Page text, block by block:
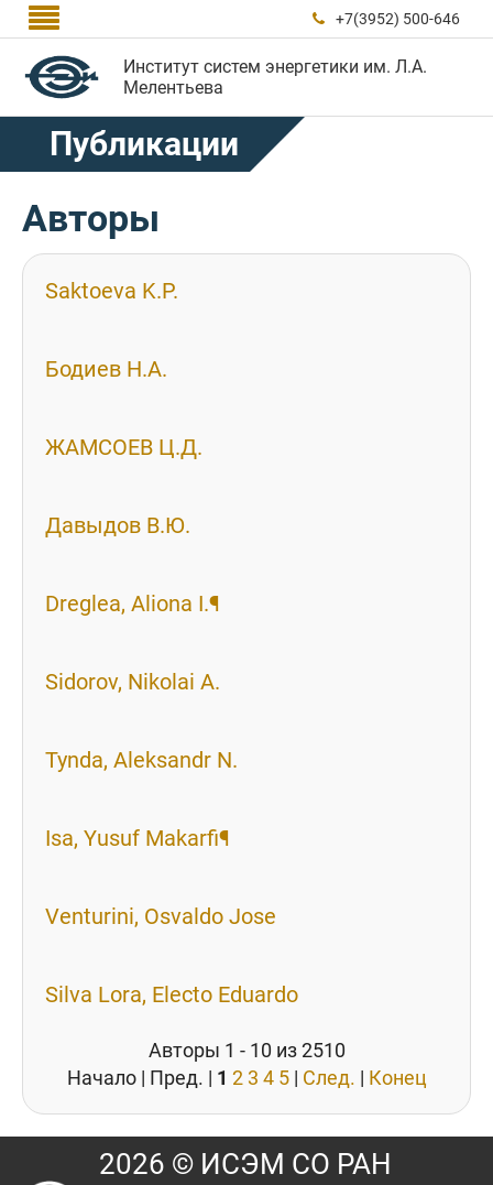
  +7(3952) 500-646
Институт систем энергетики им. Л.А.
Мелентьева
Публикации
Авторы
Saktoeva K.P.
Бодиев Н.А.
ЖАМСОЕВ Ц.Д.
Давыдов В.Ю.
Dreglea, Aliona I.¶
Sidorov, Nikolai A.
Tynda, Aleksandr N.
Isa, Yusuf Makarfi¶
Venturini, Osvaldo Jose
Silva Lora, Electo Eduardo
Авторы 1 - 10 из 2510
Начало | Пред. | 1 2 3 4 5| След. | Конец
2026 © ИСЭМ СО РАН